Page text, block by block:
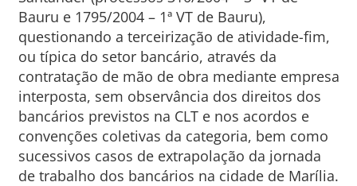
Bauru e 1795/2004 – 1ª VT de Bauru),
questionando a terceirização de atividade-fim,
ou típica do setor bancário, através da
contratação de mão de obra mediante empresa
interposta, sem observância dos direitos dos
bancários previstos na CLT e nos acordos e
convenções coletivas da categoria, bem como
sucessivos casos de extrapolação da jornada
de trabalho dos bancários na cidade de Marília.